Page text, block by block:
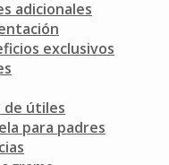
adicionales
exclusivos
de útiles
para padres
3